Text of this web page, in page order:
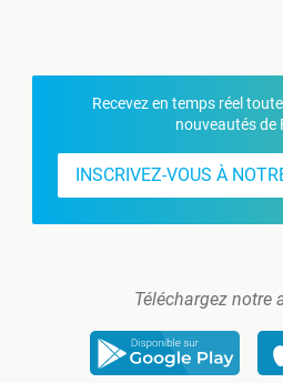
Recevez en temps réel
nouveautés de
INSCRIVEZ-VOUS À
Téléchargez notre